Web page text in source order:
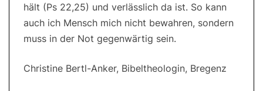
hält (Ps 22,25) und verlässlich da ist. So kann
auch ich Mensch mich nicht bewahren, sondern
muss in der Not gegenwärtig sein.
Christine Bertl-Anker, Bibeltheologin, Bregenz